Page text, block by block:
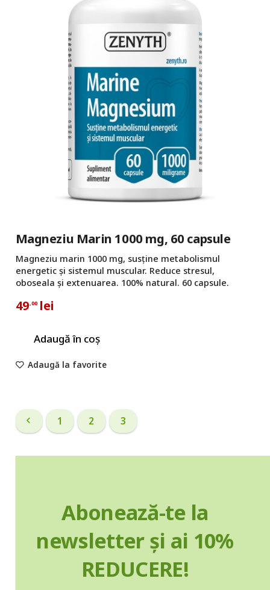
Magneziu Marin 1000 mg, 60 capsule
Magneziu marin 1000 mg, susține metabolismul
energetic și sistemul muscular. Reduce stresul,
oboseala și extenuarea. 100% natural. 60 capsule.
49,00 lei
Adaugă în coș
Adaugă la favorite
1 2 3
Abonează-te la
newsletter și ai 10%
REDUCERE!